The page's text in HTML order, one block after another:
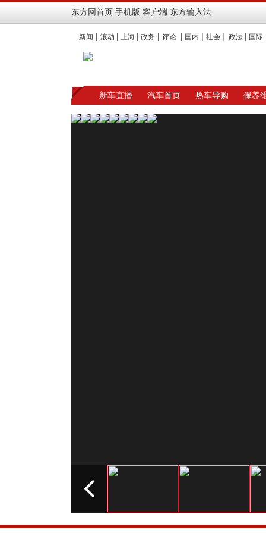
东方网首页 手机版 客户端 东方输入法
新闻 | 滚动 | 上海 | 政务 | 评论 | 国内 | 社会 | 政法 | 国际
新车直播 汽车首页 热车导购 保养